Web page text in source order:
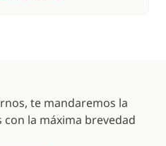
te mandaremos la
la máxima brevedad